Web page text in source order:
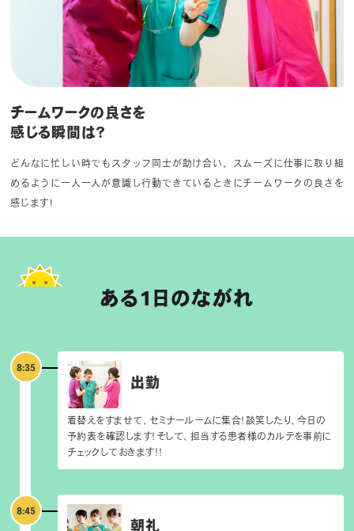
チームワークの良さを
感じる瞬間は？
どんなに忙しい時でもスタッフ同士が助け合い、スムーズに仕事に取り組
めるように一人一人が意識し行動できているときにチームワークの良さを
感じます!
ある1日のながれ
8:35
出勤
着替えをすませて、セミナールームに集合！談笑したり、今日の
予約表を確認します！そして、担当する患者様のカルテを事前に
チェックしておきます！！
8:45
朝礼